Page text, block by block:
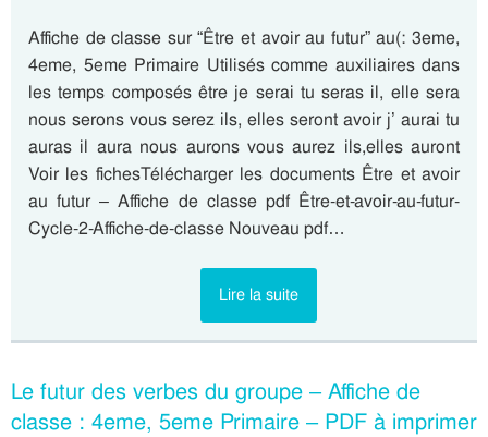
Affiche de classe sur “Être et avoir au futur” au(: 3eme,
4eme, 5eme Primaire Utilisés comme auxiliaires dans
les temps composés être je serai tu seras il, elle sera
nous serons vous serez ils, elles seront avoir j’ aurai tu
auras il aura nous aurons vous aurez ils,elles auront
Voir les fichesTélécharger les documents Être et avoir
au futur – Affiche de classe pdf Être-et-avoir-au-futur-
Cycle-2-Affiche-de-classe Nouveau pdf…
Lire la suite
Le futur des verbes du groupe – Affiche de
classe : 4eme, 5eme Primaire – PDF à imprimer